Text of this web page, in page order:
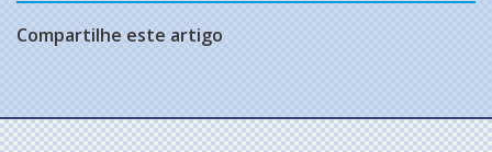
Compartilhe este artigo